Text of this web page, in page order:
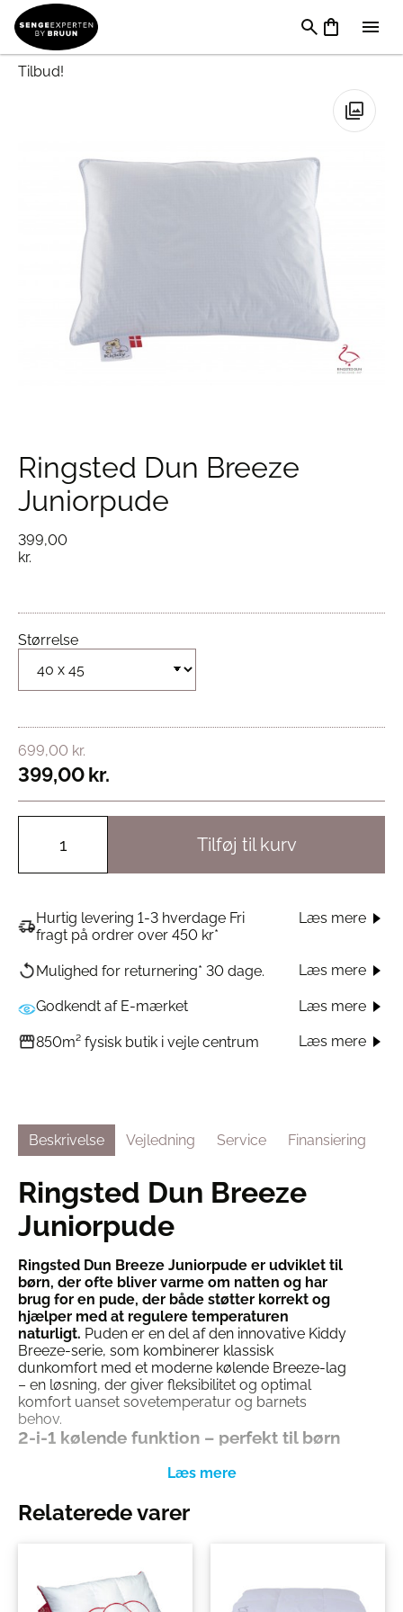
Puder → Pudemærker
hovedpuder
→
Tilbud!
🔍
Ringsted Dun Breeze
Juniorpude
399,00
kr.
Størrelse
699,00 kr.
399,00kr.
Tilføj til kurv
Hurtig levering 1-3 hverdage Fri
fragt på ordrer over 450 kr*
Læs mere
Mulighed for returnering* 30 dage. Læs mere
Godkendt af E-mærket Læs mere
850m² fysisk butik i vejle centrum Læs mere
Beskrivelse Vejledning Service Finansiering
Ringsted Dun Breeze
Juniorpude
Ringsted Dun Breeze Juniorpude er udviklet til
børn, der ofte bliver varme om natten og har
brug for en pude, der både støtter korrekt og
hjælper med at regulere temperaturen
naturligt. Puden er en del af den innovative Kiddy
Breeze-serie, som kombinerer klassisk
dunkomfort med et moderne kølende Breeze-lag
– en løsning, der giver fleksibilitet og optimal
komfort uanset sovetemperatur og barnets
behov.
2-i-1 kølende funktion – perfekt til børn
dobbeltsidede design. Den ene side af puden har
et integreret Breeze-lag med
og behagelig sovetemperatur. Den anden side
fungerer som en almindelig, lun dunpude, så
barnet kan vælge den komfort, der passer bedst
Relaterede varer